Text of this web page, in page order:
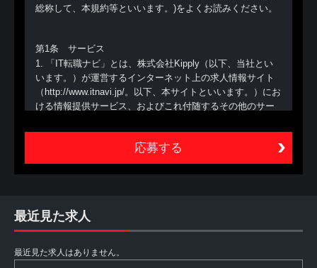
総称して、本規約等といいます。)をよくお読みください。
第1条 サービス
1. 「IT転職ナビ」とは、株式会社Kipply（以下、当社とい
います。）が運営するインターネット上の求人情報サイト
（http://www.itnavi.jp/。以下、本サイトといいます。）にお
ける情報提供サービス、およびこれ付随するその他のサー
す。
2. 本サービスは、あくまでも、本サービスを利用する方
（以下、利用者といいます。）が自ら行う転職活動の支援
を目的とするものであり、職業安定法に定める職業紹介で
は行いません。また、利用者からの個別の職業紹介の依頼
にも応じられません
最近見た求人
最近見た求人はありません。